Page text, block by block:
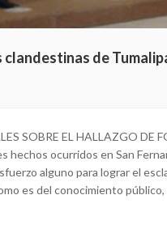
de
SOBRE EL HALLAZGO DE
ocurridos en San
alguno para lograr el
es del conocimiento público,